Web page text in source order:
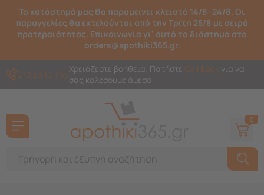
Το κατάστημά μας θα παραμείνει κλειστό 14/8–24/8. Οι
παραγγελίες θα εκτελούνται από την Τρίτη 25/8 με σειρά
προτεραιότητας. Επικοινωνία γι' αυτό το διάστημα στο
orders@apothiki365.gr.
210 23 10 365Χρειάζεστε βοήθεια; Πατήστε Call Back για να
σας καλέσουμε άμεσα.
0